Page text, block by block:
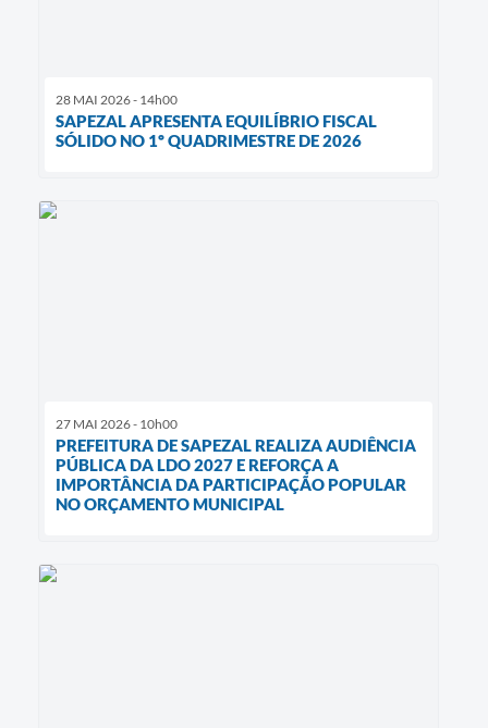
28 MAI 2026 - 14h00
SAPEZAL APRESENTA EQUILÍBRIO FISCAL
SÓLIDO NO 1º QUADRIMESTRE DE 2026
27 MAI 2026 - 10h00
PREFEITURA DE SAPEZAL REALIZA AUDIÊNCIA
PÚBLICA DA LDO 2027 E REFORÇA A
IMPORTÂNCIA DA PARTICIPAÇÃO POPULAR
NO ORÇAMENTO MUNICIPAL